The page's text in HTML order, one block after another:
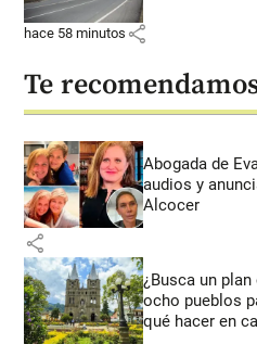
hace 58 minutos share
Te
Abogada de
audios y
Alcocer
share
¿Busca un
ocho pueblos
qué hacer en